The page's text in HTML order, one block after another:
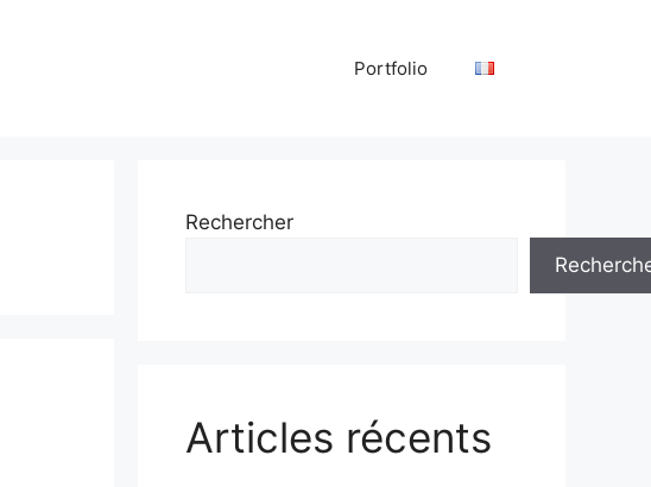
Portfolio
Rechercher
Articles récents